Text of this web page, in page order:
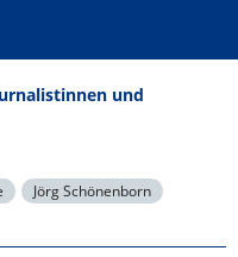
und
Jörg Schönenborn